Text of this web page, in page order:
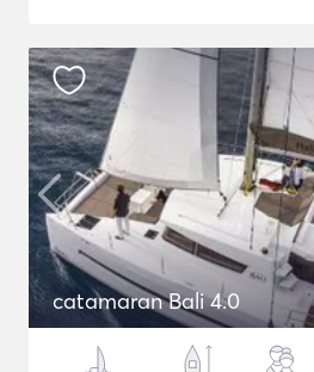
catamaran Bali 4.0